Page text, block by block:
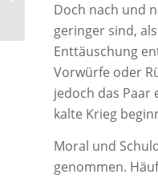
Doch nach und
geringer sind,
Enttäuschung
Vorwürfe oder
jedoch das
kalte Krieg
Moral und
genommen.